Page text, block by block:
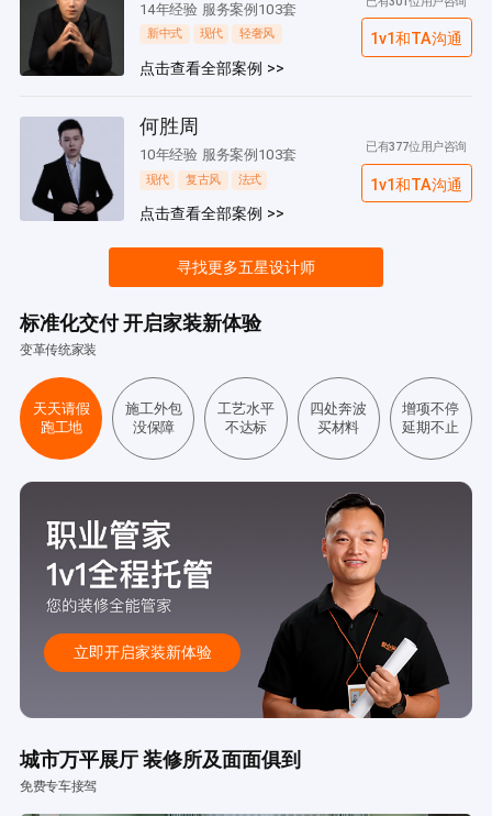
14年经验 服务案例103套
新中式 现代 轻奢风
点击查看全部案例 >>
1v1和TA沟通
何胜周
10年经验 服务案例103套
现代 复古风 法式
点击查看全部案例 >>
已有377位用户咨询
1v1和TA沟通
寻找更多五星设计师
标准化交付 开启家装新体验
变革传统家装
天天请假
跑工地
施工外包
没保障
工艺水平
不达标
四处奔波
买材料
增项不停
延期不止
立即开启家装新体验
城市万平展厅 装修所及面面俱到
免费专车接驾